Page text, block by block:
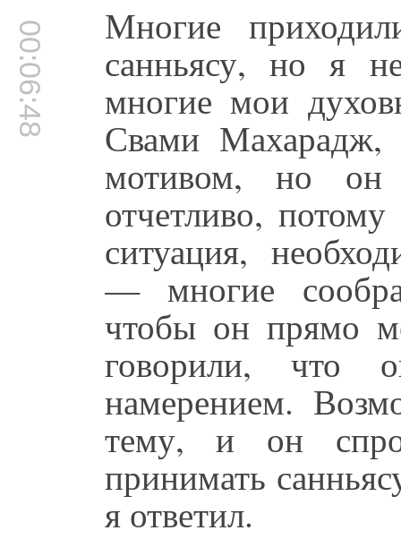
00:06:48 Многие
санньясу, но я
многие мои
Свами
мотивом, но он
отчетливо,
ситуация,
— многие
чтобы он прямо
говорили, что
намерением.
тему, и он
принимать
я ответил.